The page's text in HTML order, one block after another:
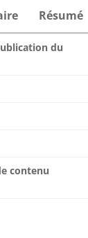
Résumé
du
contenu